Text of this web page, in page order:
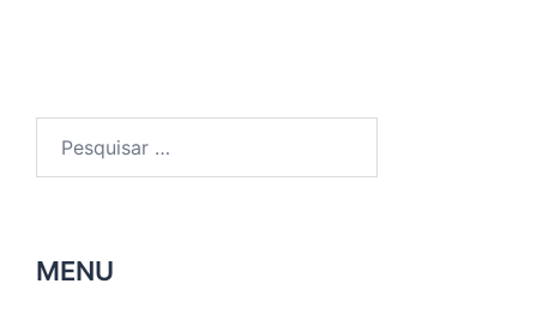
por:
MENU